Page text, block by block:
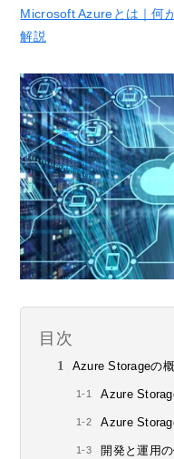
Microsoft Azureとは｜何
解説
目次
Azure Storageの
Azure
Azure
開発と運用